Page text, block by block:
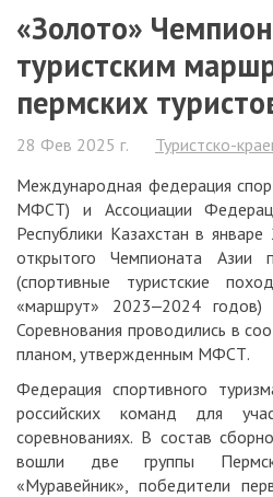
«Золото»
туристским
пермских
28 Фев 2025 г.
Туристско-
Международная федерация
МФСТ) и Ассоциации
Республики Казахстан в
открытого Чемпионата Азии
(спортивные туристские
«маршрут» 2023‒2024 годов)
Соревнования проводились в
планом, утвержденным МФСТ.
Федерация спортивного
российских команд для
соревнованиях. В состав
вошли две группы
«Муравейник», победители